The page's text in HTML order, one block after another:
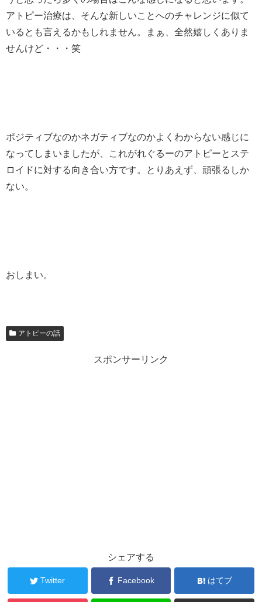
アトピー治療は、そんな新しいことへのチャレンジに似て
いるとも言えるかもしれません。まぁ、全然嬉しくありま
せんけど・・・笑
ポジティブなのかネガティブなのかよくわからない感じに
なってしまいましたが、これがれぐるーのアトピーとステ
ロイドに対する向き合い方です。とりあえず、頑張るしか
ない。
おしまい。
アトピーの話
スポンサーリンク
シェアする
Twitter Facebook はてブ